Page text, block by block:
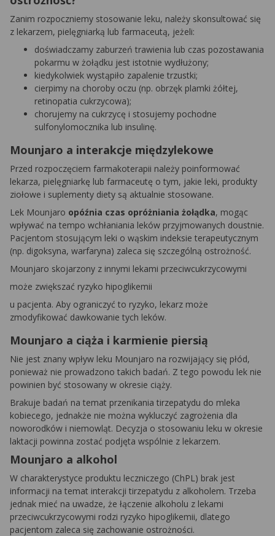
Zanim rozpoczniemy stosowanie leku, należy skonsultować się
z lekarzem, pielęgniarką lub farmaceutą, jeżeli:
doświadczamy zaburzeń trawienia lub czas pozostawania
pokarmu w żołądku jest istotnie wydłużony;
kiedykolwiek wystąpiło zapalenie trzustki;
cierpimy na choroby oczu (np. obrzęk plamki żółtej,
retinopatia cukrzycowa);
chorujemy na cukrzycę i stosujemy pochodne
sulfonylomocznika lub insulinę.
Mounjaro a interakcje międzylekowe
Przed rozpoczęciem farmakoterapii należy poinformować
lekarza, pielęgniarkę lub farmaceutę o tym, jakie leki, produkty
ziołowe i suplementy diety są aktualnie stosowane.
Lek Mounjaro opóźnia czas opróżniania żołądka, mogąc
wpływać na tempo wchłaniania leków przyjmowanych doustnie.
Pacjentom stosującym leki o wąskim indeksie terapeutycznym
(np. digoksyna, warfaryna) zaleca się szczególną ostrożność.
Mounjaro skojarzony z innymi lekami przeciwcukrzycowymi
może zwiększać ryzyko hipoglikemii
u pacjenta. Aby ograniczyć to ryzyko, lekarz może
zmodyfikować dawkowanie tych leków.
Mounjaro a ciąża i karmienie piersią
Nie jest znany wpływ leku Mounjaro na rozwijający się płód,
ponieważ nie prowadzono takich badań. Z tego powodu lek nie
powinien być stosowany w okresie ciąży.
Brakuje badań na temat przenikania tirzepatydu do mleka
kobiecego, jednakże nie można wykluczyć zagrożenia dla
noworodków i niemowląt. Decyzja o stosowaniu leku w okresie
laktacji powinna zostać podjęta wspólnie z lekarzem.
Mounjaro a alkohol
W charakterystyce produktu leczniczego (ChPL) brak jest
informacji na temat interakcji tirzepatydu z alkoholem. Trzeba
jednak mieć na uwadze, że łączenie alkoholu z lekami
przeciwcukrzycowymi rodzi ryzyko hipoglikemii, dlatego
pacjentom zaleca się zachowanie ostrożności.